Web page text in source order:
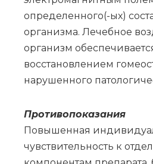
определенного(-ых)
организма. Лечебное
организм
восстановлением
нарушенного
Противопоказания
Повышенная
чувствительность к